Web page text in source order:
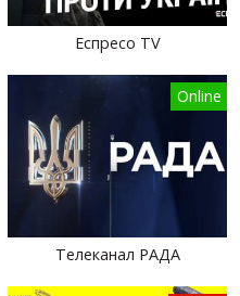
Еспресо TV
Online
Телеканал РАДА